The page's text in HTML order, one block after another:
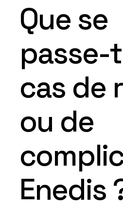
Que se
passe-
cas de
ou de
Enedis